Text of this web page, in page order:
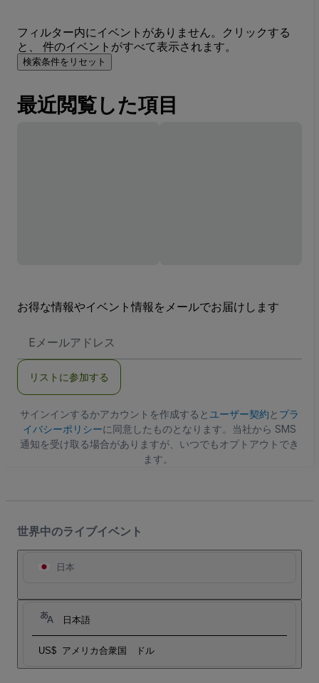
フィルター内にイベントがありません。クリックする
と、 件のイベントがすべて表示されます。
検索条件をリセット
最近閲覧した項目
お得な情報やイベント情報をメールでお届けします
メ
ア
ス
リストに参加する
サインインするかアカウントを作成すると ユーザー契約と プラ
イバシーポリシーに同意したものとなります。当社から SMS
通知を受け取る場合がありますが、いつでもオプトアウトでき
ます。
世界中のライブイベント
日本
日本語
US$ アメリカ合衆国 ドル